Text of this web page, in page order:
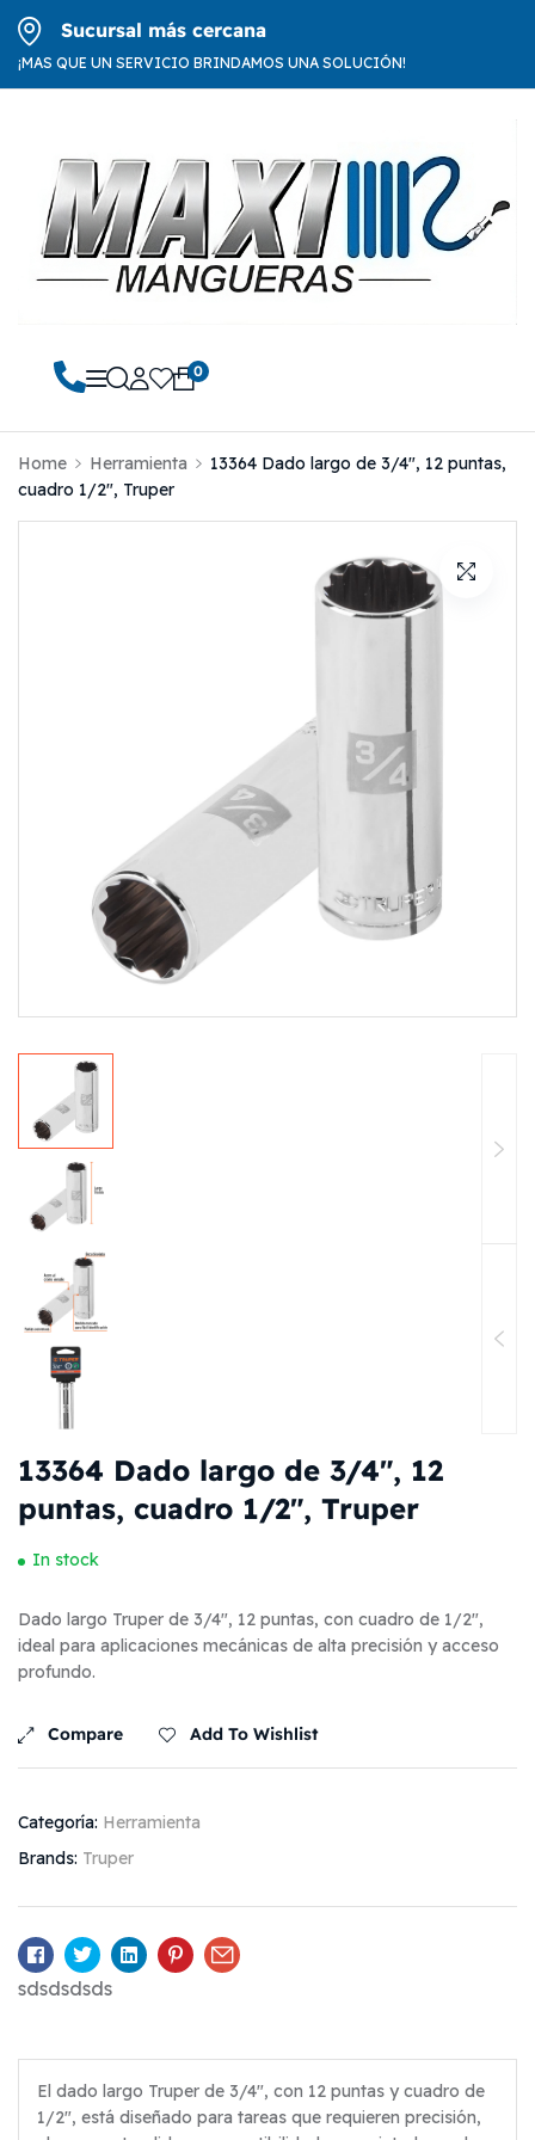
Sucursal más cercana
¡MAS QUE UN SERVICIO BRINDAMOS UNA SOLUCIÓN!
0
Home Herramienta
13364 Dado largo de 3/4″, 12 puntas,
cuadro 1/2″, Truper
13364 Dado largo de 3/4″, 12
puntas, cuadro 1/2″, Truper
In stock
Dado largo Truper de 3/4″, 12 puntas, con cuadro de 1/2″,
ideal para aplicaciones mecánicas de alta precisión y acceso
profundo.
Compare Add To Wishlist
Categoría: Herramienta
Brands: Truper
Facebook
TwitterLinkedinPinterestEmail
sdsdsdsds
El dado largo Truper de 3/4″, con 12 puntas y cuadro de
1/2″, está diseñado para tareas que requieren precisión,